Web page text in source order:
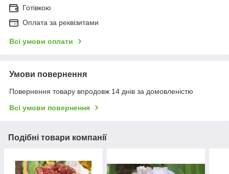
Готівкою
Оплата за реквізитами
Всі умови оплати
Умови повернення
Повернення товару впродовж 14 днів за домовленістю
Всі умови повернення
Подібні товари компанії